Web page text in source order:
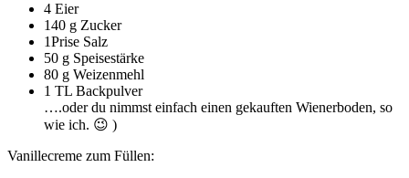
4 Eier
140 g Zucker
1Prise Salz
50 g Speisestärke
80 g Weizenmehl
1 TL Backpulver
….oder du nimmst einfach einen gekauften Wienerboden, so
wie ich. 😉 )
Vanillecreme zum Füllen: